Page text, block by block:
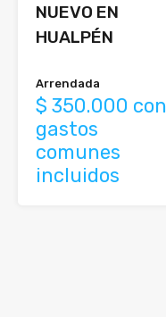
NUEVO EN
HUALPÉN
Arrendada
$ 350.000 con
gastos
comunes
incluidos